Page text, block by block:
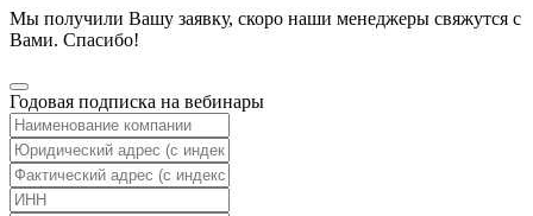
Мы получили Вашу заявку, скоро наши менеджеры свяжутся с
Вами. Спасибо!
Годовая подписка на вебинары